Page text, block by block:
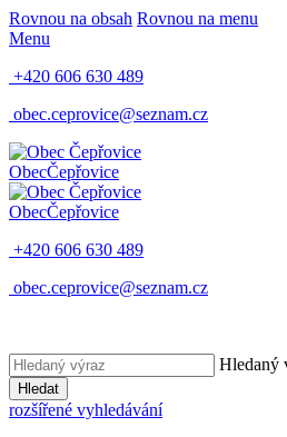
Rovnou na obsah Rovnou na menu
Menu
+420 606 630 489
obec.ceprovice@seznam.cz
ObecČepřovice
ObecČepřovice
+420 606 630 489
obec.ceprovice@seznam.cz
Hledaný
Hledat
rozšířené vyhledávání